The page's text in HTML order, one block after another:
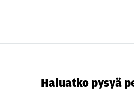
Haluatko pysyä